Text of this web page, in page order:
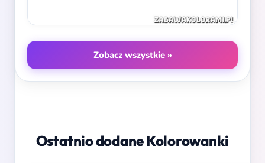
Zobacz wszystkie »
Ostatnio dodane Kolorowanki